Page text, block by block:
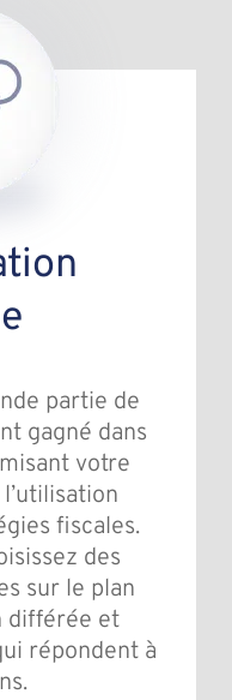
partie de
gagné dans
votre
fiscales.
des
sur le plan
différée et
répondent à